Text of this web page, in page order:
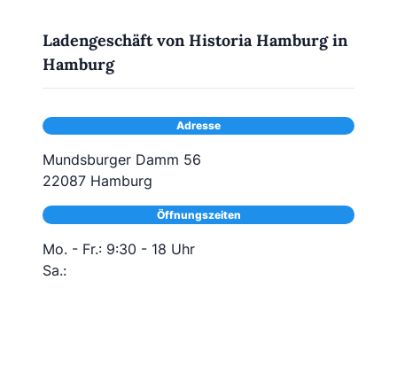
Ladengeschäft von Historia Hamburg in
Hamburg
Adresse
Mundsburger Damm 56
22087 Hamburg
Öffnungszeiten
Mo. - Fr.: 9:30 - 18 Uhr
Sa.: